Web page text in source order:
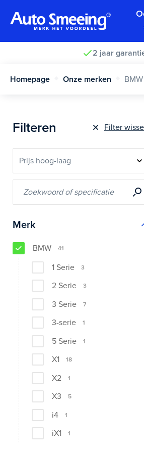
2 jaar
Homepage Onze merken BMW
Filteren Filter
Merk
BMW 41
1 Serie 3
2 Serie 3
3 Serie 7
3-serie 1
5 Serie 1
X1 18
X2 1
X3 5
i4 1
iX1 1